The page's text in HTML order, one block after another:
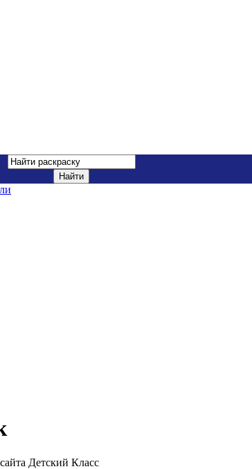
Детский Класс